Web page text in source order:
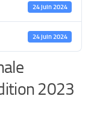
24 juin 2024
24 juin 2024
2023